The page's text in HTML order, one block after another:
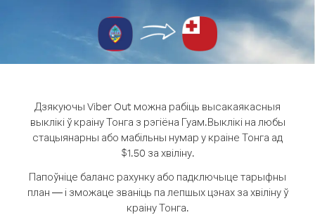
Дзякуючы Viber Out можна рабіць высакаякасныя
выклікі ў краіну Тонга з рэгіёна Гуам.Выклікі на любы
стацыянарны або мабільны нумар у краіне Тонга ад
$1.50 за хвіліну.
Папоўніце баланс рахунку або падключыце тарыфны
план — і зможаце званіць па лепшых цэнах за хвіліну ў
краіну Тонга.